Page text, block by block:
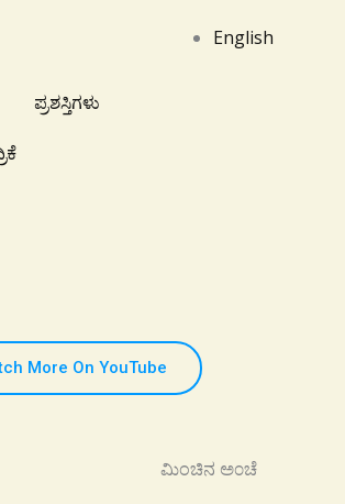
ಪ್ರಶಸ್ತಿಗಳು
English
More On YouTube
ಮಿಂಚಿನ ಅ೦ಚೆ